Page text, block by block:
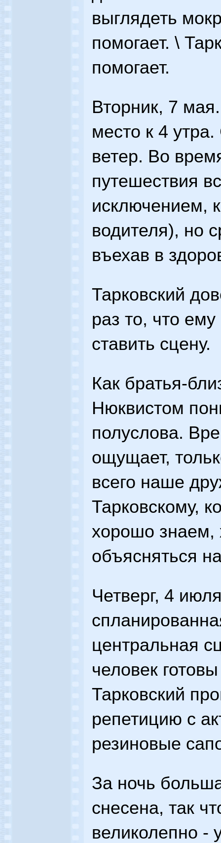
выглядеть
помогает. \
помогает.
Вторник, 7
место к 4
ветер. Во
путешествия
исключением,
водителя), но
въехав в
Тарковский
раз то, что
ставить сцену.
Как братья-
Нюквистом
полуслова.
ощущает,
всего наше
Тарковскому,
хорошо знаем,
объясняться
Четверг, 4
центральная
человек
Тарковский
репетицию с
резиновые
За ночь
снесена, так
великолепно -